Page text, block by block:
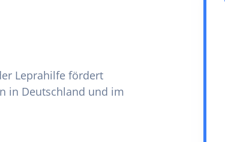
Leprahilfe fördert
in Deutschland und im